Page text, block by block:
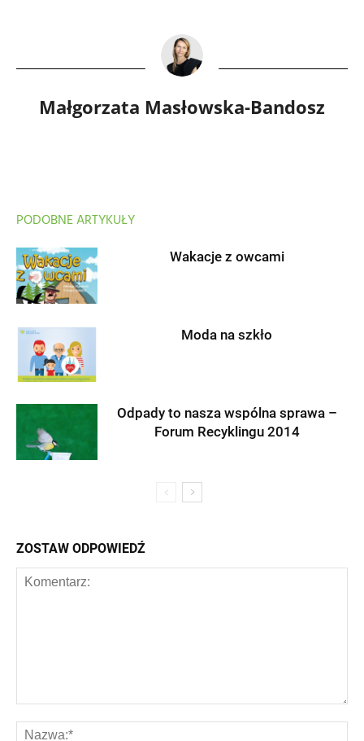
Małgorzata Masłowska-Bandosz
PODOBNE ARTYKUŁY
Wakacje z owcami
Moda na szkło
Odpady to nasza wspólna sprawa –
Forum Recyklingu 2014
ZOSTAW ODPOWIEDŹ